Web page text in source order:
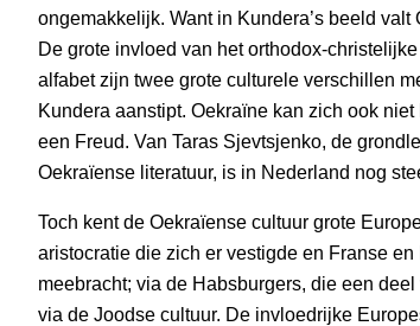
ongemakkelijk. Want in Kundera’s beeld valt
De grote invloed van het orthodox-
alfabet zijn twee grote culturele verschillen
Kundera aanstipt. Oekraïne kan zich ook
een Freud. Van Taras Sjevtsjenko, de
Oekraïense literatuur, is in Nederland nog
Toch kent de Oekraïense cultuur grote
aristocratie die zich er vestigde en Franse
meebracht; via de Habsburgers, die een
via de Joodse cultuur. De invloedrijke